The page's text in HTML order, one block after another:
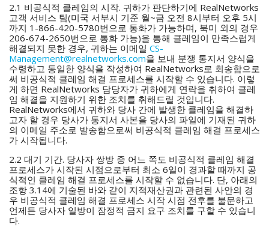
2.1 비공식적 클레임의 시작. 귀하가 판단하기에 RealNetworks
고객 서비스 팀(미국 서부시 기준 월~금 오전 8시부터 오후 5시
까지 1-866-420-5780번으로 통화가 가능하며, 북미 외의 경우
206-674-2650번으로 통화 가능)을 통해 클레임이 만족스럽게
해결되지 못한 경우, 귀하는 이메일 CS-
Management@realnetworks.com을 보내 분쟁 통지서 양식을
수령하고 동일한 양식을 작성하여 RealNetworks로 회송함으로
써 비공식적 클레임 해결 프로세스를 시작할 수 있습니다. 이렇
게 하면 RealNetworks 담당자가 귀하에게 연락을 취하여 클레
임 해결을 지원하기 위한 조치를 취해드릴 것입니다.
RealNetworks에서 귀하와 당사 간에 발생한 클레임을 해결하
고자 할 경우 당사가 통지서 사본을 당사의 파일에 기재된 귀하
의 이메일 주소로 발송함으로써 비공식적 클레임 해결 프로세스
가 시작됩니다.
2.2 대기 기간. 당사자 쌍방 중 어느 쪽도 비공식적 클레임 해결
프로세스가 시작된 시점으로부터 최소 6일이 경과할 때까지 공
식적인 클레임 해결 프로세스를 시작할 수 없습니다. 단, 아래의
조항 3.14에 기술된 바와 같이 지적재산권과 관련된 사안의 경
우 비공식적 클레임 해결 프로세스 시작 시점 전후를 불문하고
언제든 당사자 일방이 잠정적 금지 요구 조치를 구할 수 있습니
다.